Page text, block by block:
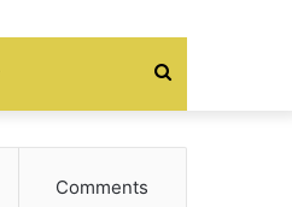
Search
for
Comments